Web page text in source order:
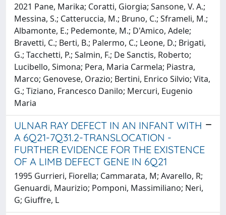
2021 Pane, Marika; Coratti, Giorgia; Sansone, V. A.;
Messina, S.; Catteruccia, M.; Bruno, C.; Sframeli, M.;
Albamonte, E.; Pedemonte, M.; D'Amico, Adele;
Bravetti, C.; Berti, B.; Palermo, C.; Leone, D.; Brigati,
G.; Tacchetti, P.; Salmin, F.; De Sanctis, Roberto;
Lucibello, Simona; Pera, Maria Carmela; Piastra,
Marco; Genovese, Orazio; Bertini, Enrico Silvio; Vita,
G.; Tiziano, Francesco Danilo; Mercuri, Eugenio
Maria
ULNAR RAY DEFECT IN AN INFANT WITH
A 6Q21-7Q31.2-TRANSLOCATION -
FURTHER EVIDENCE FOR THE EXISTENCE
OF A LIMB DEFECT GENE IN 6Q21
1995 Gurrieri, Fiorella; Cammarata, M; Avarello, R;
Genuardi, Maurizio; Pomponi, Massimiliano; Neri,
G; Giuffre, L